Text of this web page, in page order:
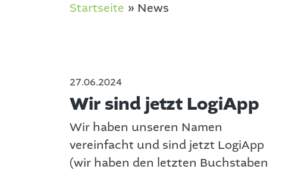
Startseite » News
27.06.2024
Wir sind jetzt LogiApp
Wir haben unseren Namen
vereinfacht und sind jetzt LogiApp
(wir haben den letzten Buchstaben